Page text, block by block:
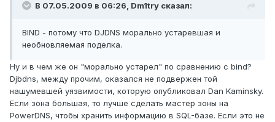
В 07.05.2009 в 06:26, Dm1try сказал:
BIND - потому что DJDNS морально устаревшая и
необновляемая поделка.
Ну и в чем же он "морально устарел" по сравнению с bind?
Djbdns, между прочим, оказался не подвержен той
нашумевшей уязвимости, которую опубликовал Dan Kaminsky.
Если зона большая, то лучше сделать мастер зоны на
PowerDNS, чтобы хранить информацию в SQL-базе. Если это не